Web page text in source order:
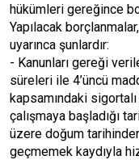
hükümleri gereğince
Yapılacak
uyarınca şunlardır:
- Kanunları gereği
süreleri ile 4’üncü
kapsamındaki
çalışmaya başladığı
üzere doğum
geçmemek kaydıyla